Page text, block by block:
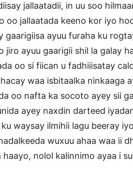
jallaatadii, in uu soo
oo jallaatada keeno kor iyo
gaarigiisa ayuu furaha ku
jiro ayuu gaarigii shil la galay
oo si fiican u fadhiiisatay
waa isbitaalka ninkaaga
oo nafta ka socoto ayey sii
ayey naxdin darteed
waysay ilmihii lagu beeray
wuxuu ahaa waa ii
haayo, nolol kalinnimo ayaa i